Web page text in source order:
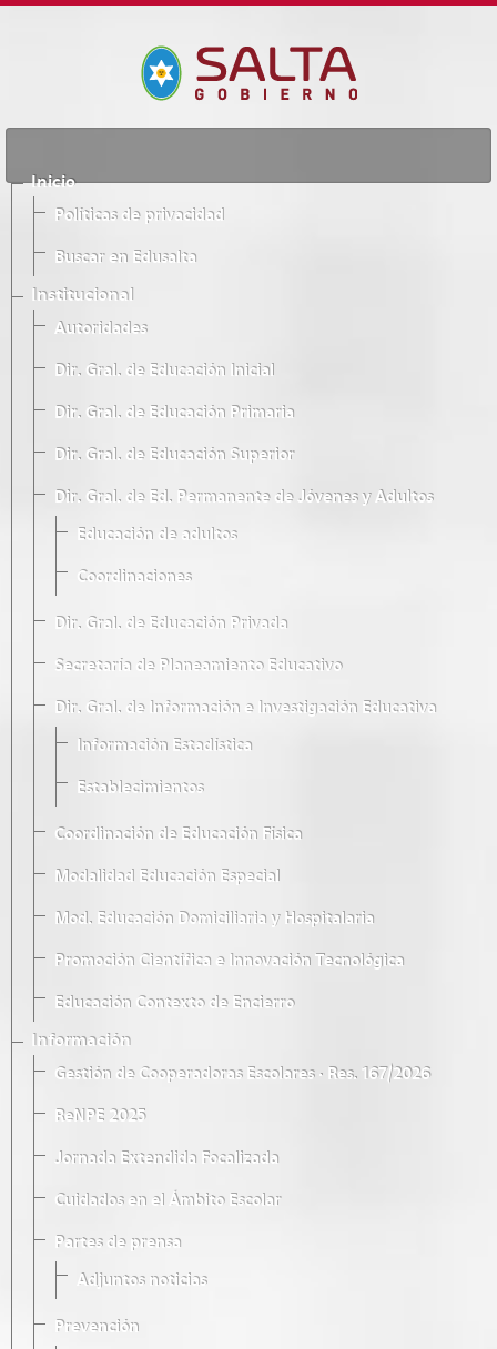
Inicio
Políticas de privacidad
Buscar en Edusalta
Institucional
Autoridades
Dir. Gral. de Educación Inicial
Dir. Gral. de Educación Primaria
Dir. Gral. de Educación Superior
Dir. Gral. de Ed. Permanente de Jóvenes y Adultos
Educación de adultos
Coordinaciones
Dir. Gral. de Educación Privada
Secretaría de Planeamiento Educativo
Dir. Gral. de Información e Investigación Educativa
Información Estadística
Establecimientos
Coordinación de Educación Física
Modalidad Educación Especial
Mod. Educación Domiciliaria y Hospitalaria
Promoción Científica e Innovación Tecnológica
Educación Contexto de Encierro
Información
Gestión de Cooperadoras Escolares · Res. 167/2026
ReNPE 2025
Jornada Extendida Focalizada
Cuidados en el Ámbito Escolar
Partes de prensa
Adjuntos noticias
Prevención